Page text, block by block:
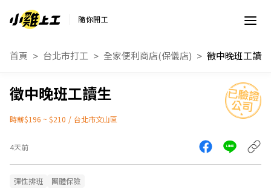
隨你開工
首頁 台北市打工 全家便利商店(保儀店) 徵中晚班工讀生
徵中晚班工讀生
時薪$196 ~ $210 / 台北市文山區
4天前
彈性排班 團體保險